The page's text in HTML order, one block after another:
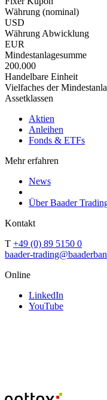
Währung (nominal)
USD
Währung Abwicklung
EUR
Mindestanlagesumme
200.000
Handelbare Einheit
Vielfaches der
Assetklassen
Aktien
Anleihen
Fonds & ETFs
Mehr erfahren
News
Über Baader
Kontakt
T +49 (0) 89 5150 0
baader-
Online
LinkedIn
YouTube